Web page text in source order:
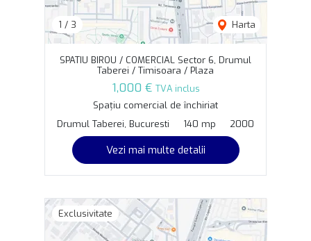
1 / 3 Harta
SPATIU BIROU / COMERCIAL Sector 6, Drumul
Taberei / Timisoara / Plaza
1,000 € TVA inclus
Spațiu comercial de închiriat
Drumul Taberei, Bucuresti
140 mp 2000
Vezi mai multe detalii
Exclusivitate